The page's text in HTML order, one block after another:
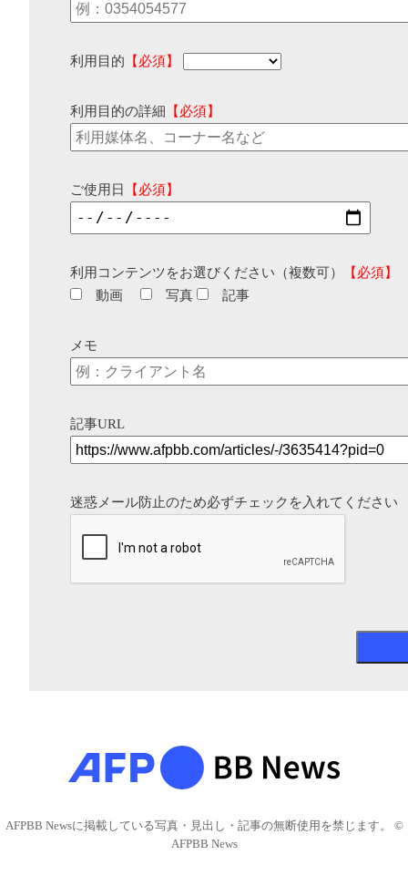
利用目的 【必須】
利用目的の詳細 【必須】
ご使用日 【必須】
利用コンテンツをお選びください（複数可）
【必須】
動画
写真 記事
メモ
記事URL
迷惑メール防止のため必ずチェックを入れてください
AFPBB Newsに掲載している写真・見出し・記事の無断使用を禁じます。 ©
AFPBB News